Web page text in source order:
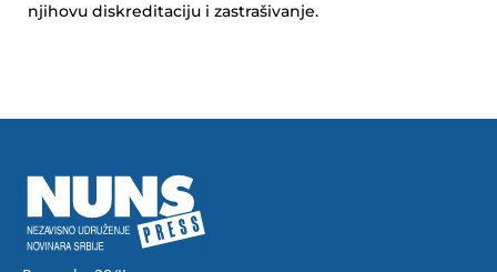
njihovu diskreditaciju i zastrašivanje.